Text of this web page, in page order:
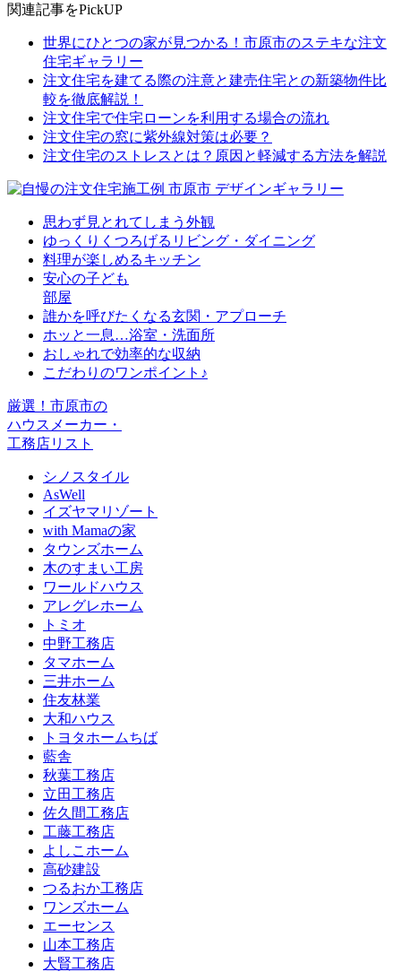
関連記事をPickUP
世界にひとつの家が見つかる！市原市のステキな注文
住宅ギャラリー
注文住宅を建てる際の注意と建売住宅との新築物件比
較を徹底解説！
注文住宅で住宅ローンを利用する場合の流れ
注文住宅の窓に紫外線対策は必要？
注文住宅のストレスとは？原因と軽減する方法を解説
思わず見とれてしまう外観
ゆっくりくつろげるリビング・ダイニング
料理が楽しめるキッチン
安心の子ども
部屋
誰かを呼びたくなる玄関・アプローチ
ホッと一息…浴室・洗面所
おしゃれで効率的な収納
こだわりのワンポイント♪
厳選！市原市の
ハウスメーカー・
工務店リスト
シノスタイル
AsWell
イズヤマリゾート
with Mamaの家
タウンズホーム
木のすまい工房
ワールドハウス
アレグレホーム
トミオ
中野工務店
タマホーム
三井ホーム
住友林業
大和ハウス
トヨタホームちば
藍舎
秋葉工務店
立田工務店
佐久間工務店
工藤工務店
よしこホーム
高砂建設
つるおか工務店
ワンズホーム
エーセンス
山本工務店
大賢工務店